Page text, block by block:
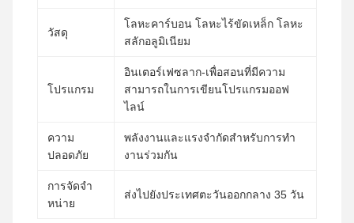
วัสดุ
โลหะคาร์บอน โลหะไร้ขัดเหล็ก โลหะ
สลักอลูมิเนียม
โปรแกรม
อินเตอร์เฟซลาก-เพื่อสอนที่มีความ
สามารถในการเขียนโปรแกรมออฟ
ไลน์
ความ
ปลอดภัย
พลังงานและแรงจํากัดสําหรับการทํา
งานร่วมกัน
การจัดจํา
หน่าย
ส่งไปยังประเทศตะวันออกกลาง 35 วัน